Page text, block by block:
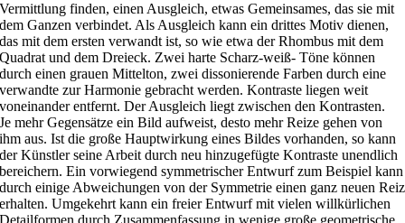
Vermittlung finden, einen Ausgleich, etwas Gemeinsames, das sie mit
dem Ganzen verbindet. Als Ausgleich kann ein drittes Motiv dienen,
das mit dem ersten verwandt ist, so wie etwa der Rhombus mit dem
Quadrat und dem Dreieck. Zwei harte Scharz-weiß- Töne können
durch einen grauen Mittelton, zwei dissonierende Farben durch eine
verwandte zur Harmonie gebracht werden. Kontraste liegen weit
voneinander entfernt. Der Ausgleich liegt zwischen den Kontrasten.
Je mehr Gegensätze ein Bild aufweist, desto mehr Reize gehen von
ihm aus. Ist die große Hauptwirkung eines Bildes vorhanden, so kann
der Künstler seine Arbeit durch neu hinzugefügte Kontraste unendlich
bereichern. Ein vorwiegend symmetrischer Entwurf zum Beispiel kann
durch einige Abweichungen von der Symmetrie einen ganz neuen Reiz
erhalten. Umgekehrt kann ein freier Entwurf mit vielen willkürlichen